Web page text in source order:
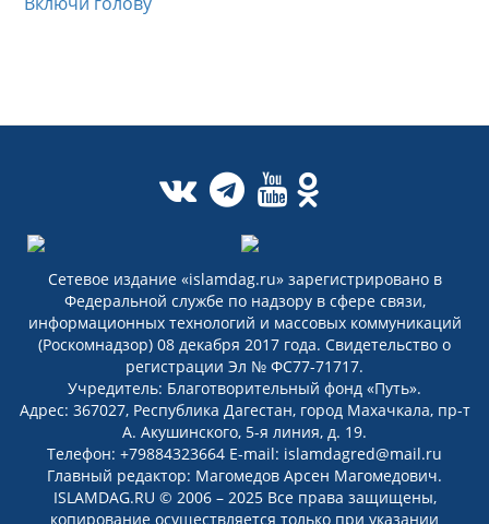
Сетевое издание «islamdag.ru» зарегистрировано в
Федеральной службе по надзору в сфере связи,
информационных технологий и массовых коммуникаций
(Роскомнадзор) 08 декабря 2017 года. Свидетельство о
регистрации Эл № ФС77-71717.
Учредитель: Благотворительный фонд «Путь».
Адрес: 367027, Республика Дагестан, город Махачкала, пр-т
А. Акушинского, 5-я линия, д. 19.
Телефон: +79884323664 E-mail: islamdagred@mail.ru
Главный редактор: Магомедов Арсен Магомедович.
ISLAMDAG.RU © 2006 – 2025 Все права защищены,
копирование осуществляется только при указании